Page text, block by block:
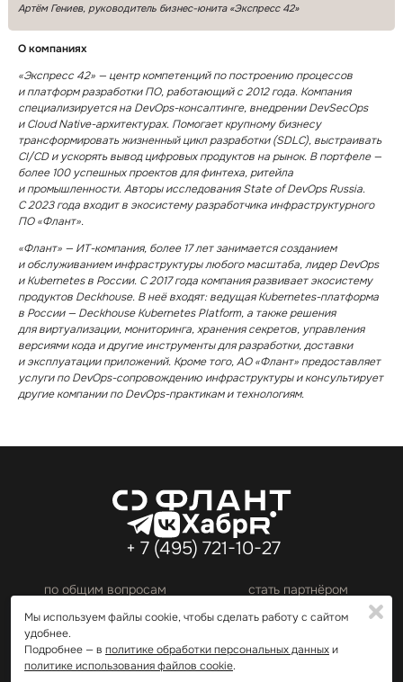
Мы используем файлы cookie, чтобы сделать работу с сайтом
удобнее.
Подробнее — в политике обработки персональных данныхи
политике использования файлов cookie.
✖
✖
Артём Гениев, руководитель бизнес-юнита «Экспресс 42»
О компаниях
«Экспресс 42» — центр компетенций по построению процессов
и платформ разработки ПО, работающий с 2012 года. Компания
специализируется на DevOps⁠-⁠консалтинге, внедрении DevSecOps
и Cloud Native⁠-⁠архитектурах. Помогает крупному бизнесу
трансформировать жизненный цикл разработки (SDLC), выстраивать
CI/CD и ускорять вывод цифровых продуктов на рынок. В портфеле —
более 100 успешных проектов для финтеха, ритейла
и промышленности. Авторы исследования State of DevOps Russia.
С 2023 года входит в экосистему разработчика инфраструктурного
ПО «Флант».
«Флант» — ИТ⁠-⁠компания, более 17 лет занимается созданием
и обслуживанием инфраструктуры любого масштаба, лидер DevOps
и Kubernetes в России. С 2017 года компания развивает экосистему
продуктов Deckhouse. В неё входят: ведущая Kubernetes⁠-⁠платформа
в России — Deckhouse Kubernetes Platform, а также решения
длявиртуализации, мониторинга, хранения секретов, управления
версиями кода и другие инструменты для разработки, доставки
и эксплуатации приложений. Кроме того, АО «Флант» предоставляет
услуги по DevOps⁠-⁠сопровождению инфраструктуры и консультирует
другие компании по DevOps⁠-⁠практикам и технологиям.
по общим вопросам
info@flant.ru
cтать партнёром
partners@flant.ru
+ 7 (495) 721⁠-⁠10⁠-⁠27
© 2026 АО «Флант». Все права защищены.
Политика обработки персональных данных
Политика использования файлов cookie